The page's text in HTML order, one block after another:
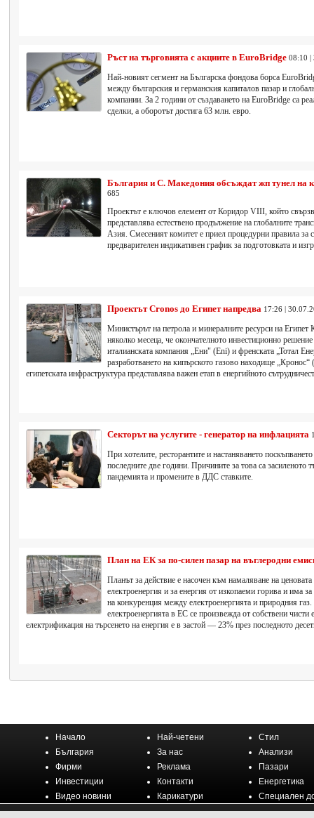
Ръст на търговията с акциите в EuroBridge 08:10 |
Най-новият сегмент на Българска фондова борса
между българския и германския капиталов пазар и
компании. За 2 години от създаването на EuroBridge са
сделки, а оборотът достига 63 млн. евро.
България и С. Македония обсъждат жп тунел на
685
Проектът е ключов елемент от Коридор VIII, който
представлява естествено продължение на глобалните
Азия. Смесеният комитет е приел процедурни правила за
предварителен индикативен график за подготовката и
Проектът Cronos до Египет напредва 17:26 |
Министърът на петрола и минералните ресурси на Египет
няколко месеца, че окончателното инвестиционно
италианската компания „Ени" (Eni) и френската „Тотал
разработването на кипърското газово находище
египетската инфраструктура представлява важен етап в енергийното
Секторът на услугите - генератор на инфлацията
При хотелите, ресторантите и настаняването
последните две години. Причините за това са засиленото
пандемията и промените в ДДС ставките.
План на ЕК за по-силен пазар на въглеродни
Планът за действие е насочен към намаляване на
електроенергия и за енергия от изкопаеми горива и има
на конкуренция между електроенергията и природния
електроенергията в ЕС се произвежда от собствени чисти
електрификация на търсенето на енергия е в застой — 23% през последното
Начало Най-четени
Стил
България
За нас
Анализи
Фирми
Реклама
Пазари
Инвестиции
Контакти
Енергетика
Видео новини
Карикатури Специален